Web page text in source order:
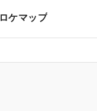
ロケマップ